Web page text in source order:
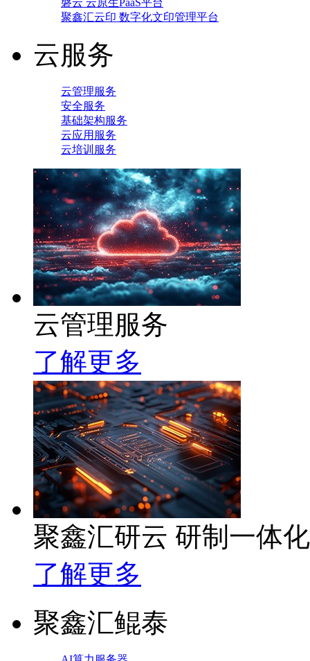
磐云 云原生PaaS平台
聚鑫汇云印 数字化文印管理平台
云服务
云管理服务
安全服务
基础架构服务
云应用服务
云培训服务
云管理服务
了解更多
聚鑫汇研云 研制一体
了解更多
聚鑫汇鲲泰